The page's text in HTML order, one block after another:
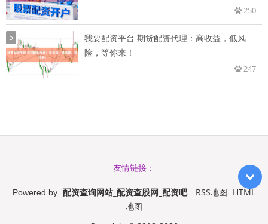
250
5
我要配资平台 期货配资代理：高收益，低风
险，等你来！
247
友情链接：
Powered by 配资查询网站_配资查股网_配资吧 RSS地图 HTML
地图